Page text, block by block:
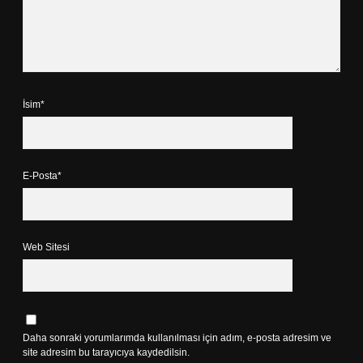
İsim*
E-Posta*
Web Sitesi
Daha sonraki yorumlarımda kullanılması için adım, e-posta adresim ve
site adresim bu tarayıcıya kaydedilsin.